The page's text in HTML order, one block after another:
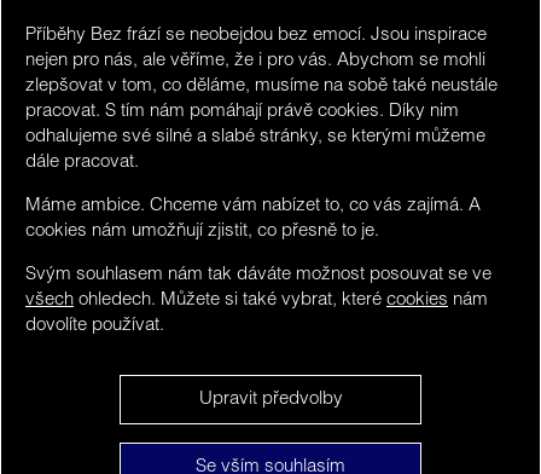
SLEDUJTE NÁS NA INSTAGRAMU
Bez frází ©
2016 - 2026
Příběhy Bez frází se neobejdou bez emocí. Jsou inspirace
nejen pro nás, ale věříme, že i pro vás. Abychom se mohli
zlepšovat v tom, co děláme, musíme na sobě také neustále
pracovat. S tím nám pomáhají právě cookies. Díky nim
odhalujeme své silné a slabé stránky, se kterými můžeme
dále pracovat.
Máme ambice. Chceme vám nabízet to, co vás zajímá. A
cookies nám umožňují zjistit, co přesně to je.
Svým souhlasem nám tak dáváte možnost posouvat se ve
všech ohledech. Můžete si také vybrat, které cookies nám
dovolíte používat.
Upravit předvolby
Se vším souhlasím
We detected you maybe do not speak Czech. You can
NO, stay here and hide this.